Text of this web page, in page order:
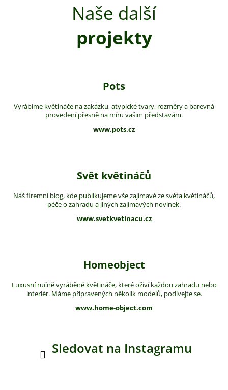
Naše další
projekty
Pots
Vyrábíme květináče na zakázku, atypické tvary, rozměry a barevná
provedení přesně na míru vašim představám.
www.pots.cz
Svět květináčů
Náš firemní blog, kde publikujeme vše zajímavé ze světa květináčů,
péče o zahradu a jiných zajímavých novinek.
www.svetkvetinacu.cz
Homeobject
Luxusní ručně vyráběné květináče, které oživí každou zahradu nebo
interiér. Máme připravených několik modelů, podívejte se.
www.home-object.com
Sledovat na Instagramu